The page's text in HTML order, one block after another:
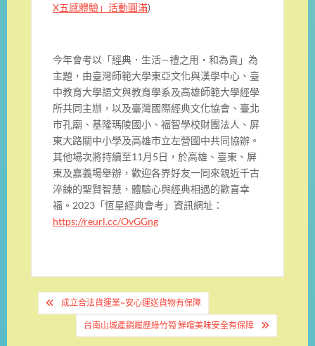
X五感體驗」活動圓滿)
今年會考以「經典．生活—禮之用・和為貴」為
主題，由臺灣師範大學東亞文化與漢學中心、臺
中教育大學語文與教育學系及高雄師範大學經學
所共同主辦，以及臺灣國際經典文化協會、臺北
市孔廟、基隆瑪陵國小、福智學校財團法人、屏
東大路關中小學及高雄市立左營國中共同協辦。
其他場次將持續至11月5日，於高雄、臺東、屏
東及嘉義場舉辦，歡迎各界好友一同來親近千古
淬鍊的聖賢智慧，體驗心與經典相遇的歡喜幸
福。2023「恆星經典會考」資訊網址：
https://reurl.cc/OvGGng
文
章
成立合法貨運業~安心運送貨物有保障
台南山城產銷履歷綠竹筍 鮮嚐美味安全有保障